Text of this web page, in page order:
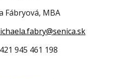
Fábryová, MBA
945 461 198